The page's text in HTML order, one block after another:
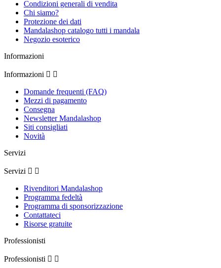
Condizioni generali di vendita
Chi siamo?
Protezione dei dati
Mandalashop catalogo tutti i mandala
Negozio esoterico
Informazioni
Informazioni  
Domande frequenti (FAQ)
Mezzi di pagamento
Consegna
Newsletter Mandalashop
Siti consigliati
Novità
Servizi
Servizi  
Rivenditori Mandalashop
Programma fedeltà
Programma di sponsorizzazione
Contattateci
Risorse gratuite
Professionisti
Professionisti  